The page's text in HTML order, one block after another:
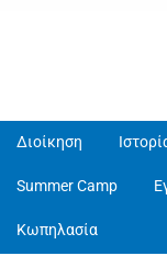
Διοίκηση
Summer Camp
Κωπηλασία